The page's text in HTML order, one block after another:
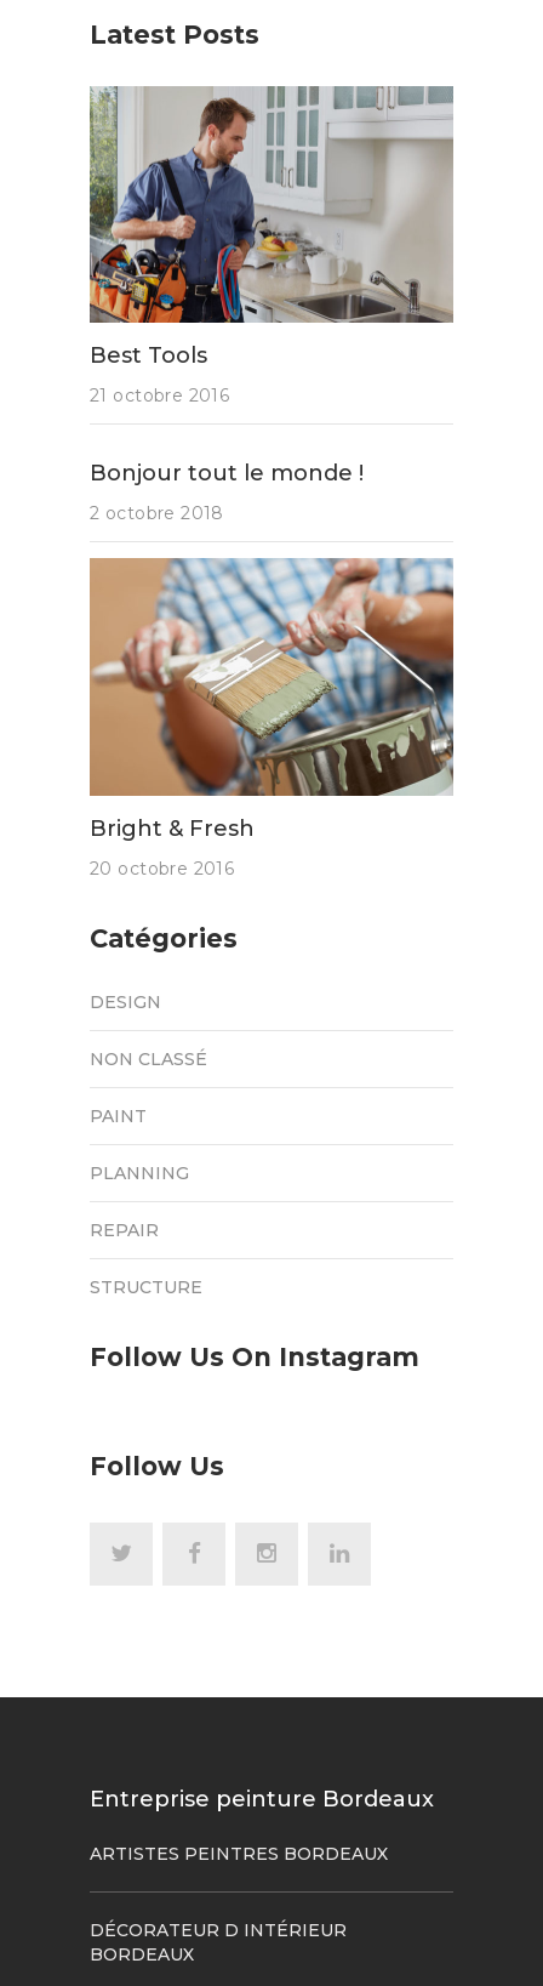
Latest Posts
Best Tools
21 octobre 2016
Bonjour tout le monde !
2 octobre 2018
Bright & Fresh
20 octobre 2016
Catégories
DESIGN
NON CLASSÉ
PAINT
PLANNING
REPAIR
STRUCTURE
Follow Us On Instagram
Follow Us
Entreprise peinture Bordeaux
ARTISTES PEINTRES BORDEAUX
DÉCORATEUR D INTÉRIEUR
BORDEAUX